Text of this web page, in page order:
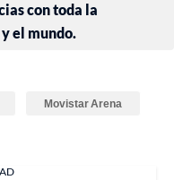
con toda la
el mundo.
Movistar Arena